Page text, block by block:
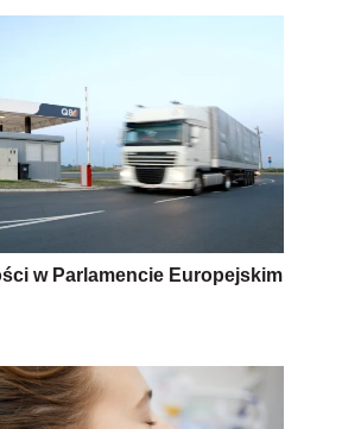
w Parlamencie Europejskim